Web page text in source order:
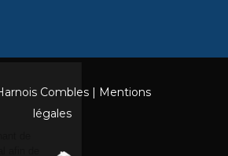
être déposés sur votre terminal afin de
Combles | Mentions
légales